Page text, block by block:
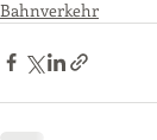
Bahnverkehr